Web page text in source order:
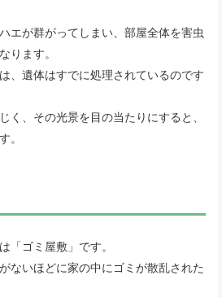
エが群がってしまい、部屋全体を害虫
ります。
、遺体はすでに処理されているのです
く、その光景を目の当たりにすると、
。
「ゴミ屋敷」です。
ないほどに家の中にゴミが散乱された